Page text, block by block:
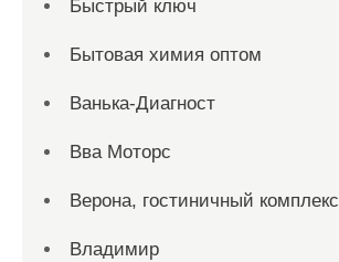
Быстрый ключ
Бытовая химия оптом
Ванька-Диагност
Вва Моторс
Верона, гостиничный комплекс
Владимир